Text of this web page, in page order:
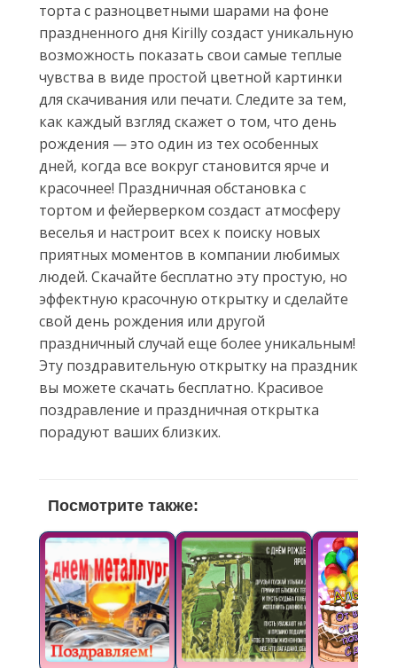
торта с разноцветными шарами на фоне
праздненного дня Kirillу создаст уникальную
возможность показать свои самые теплые
чувства в виде простой цветной картинки
для скачивания или печати. Следите за тем,
как каждый взгляд скажет о том, что день
рождения — это один из тех особенных
дней, когда все вокруг становится ярче и
красочнее! Праздничная обстановка с
тортом и фейерверком создаст атмосферу
веселья и настроит всех к поиску новых
приятных моментов в компании любимых
людей. Скачайте бесплатно эту простую, но
эффектную красочную открытку и сделайте
свой день рождения или другой
праздничный случай еще более уникальным!
Эту поздравительную открытку на праздник
вы можете скачать бесплатно. Красивое
поздравление и праздничная открытка
порадуют ваших близких.
Посмотрите также: